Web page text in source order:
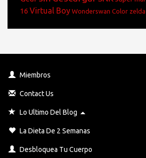
Gear sin descargar SNKsuper